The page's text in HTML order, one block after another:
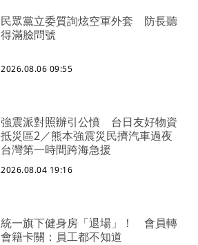
民眾黨立委質詢炫空軍外套 防長聽
得滿臉問號
2026.08.06 09:55
強震派對照辦引公憤 台日友好物資
抵災區2／熊本強震災民擠汽車過夜
台灣第一時間跨海急援
2026.08.04 19:16
統一旗下健身房「退場」！ 會員轉
會籍卡關：員工都不知道